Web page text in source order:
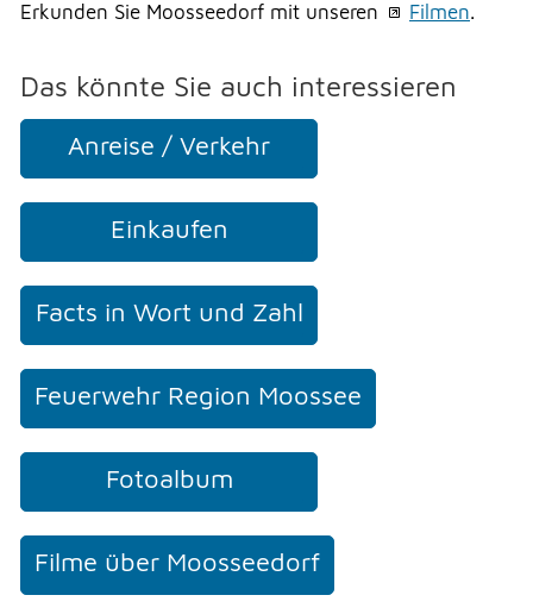
Erkunden Sie Moosseedorf mit unseren Filmen.
Das könnte Sie auch interessieren
Anreise / Verkehr
Einkaufen
Facts in Wort und Zahl
Feuerwehr Region Moossee
Fotoalbum
Filme über Moosseedorf